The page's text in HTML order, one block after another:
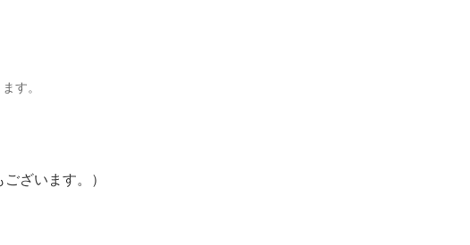
す。
ざいます。）